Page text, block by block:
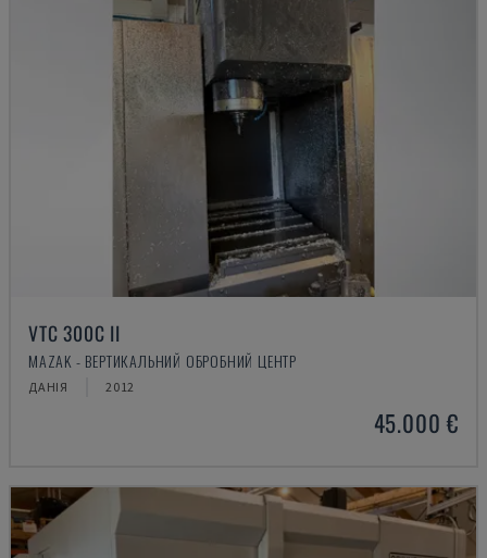
VTC 300C II
MAZAK - ВЕРТИКАЛЬНИЙ ОБРОБНИЙ ЦЕНТР
ДАНІЯ 2012
45.000 €